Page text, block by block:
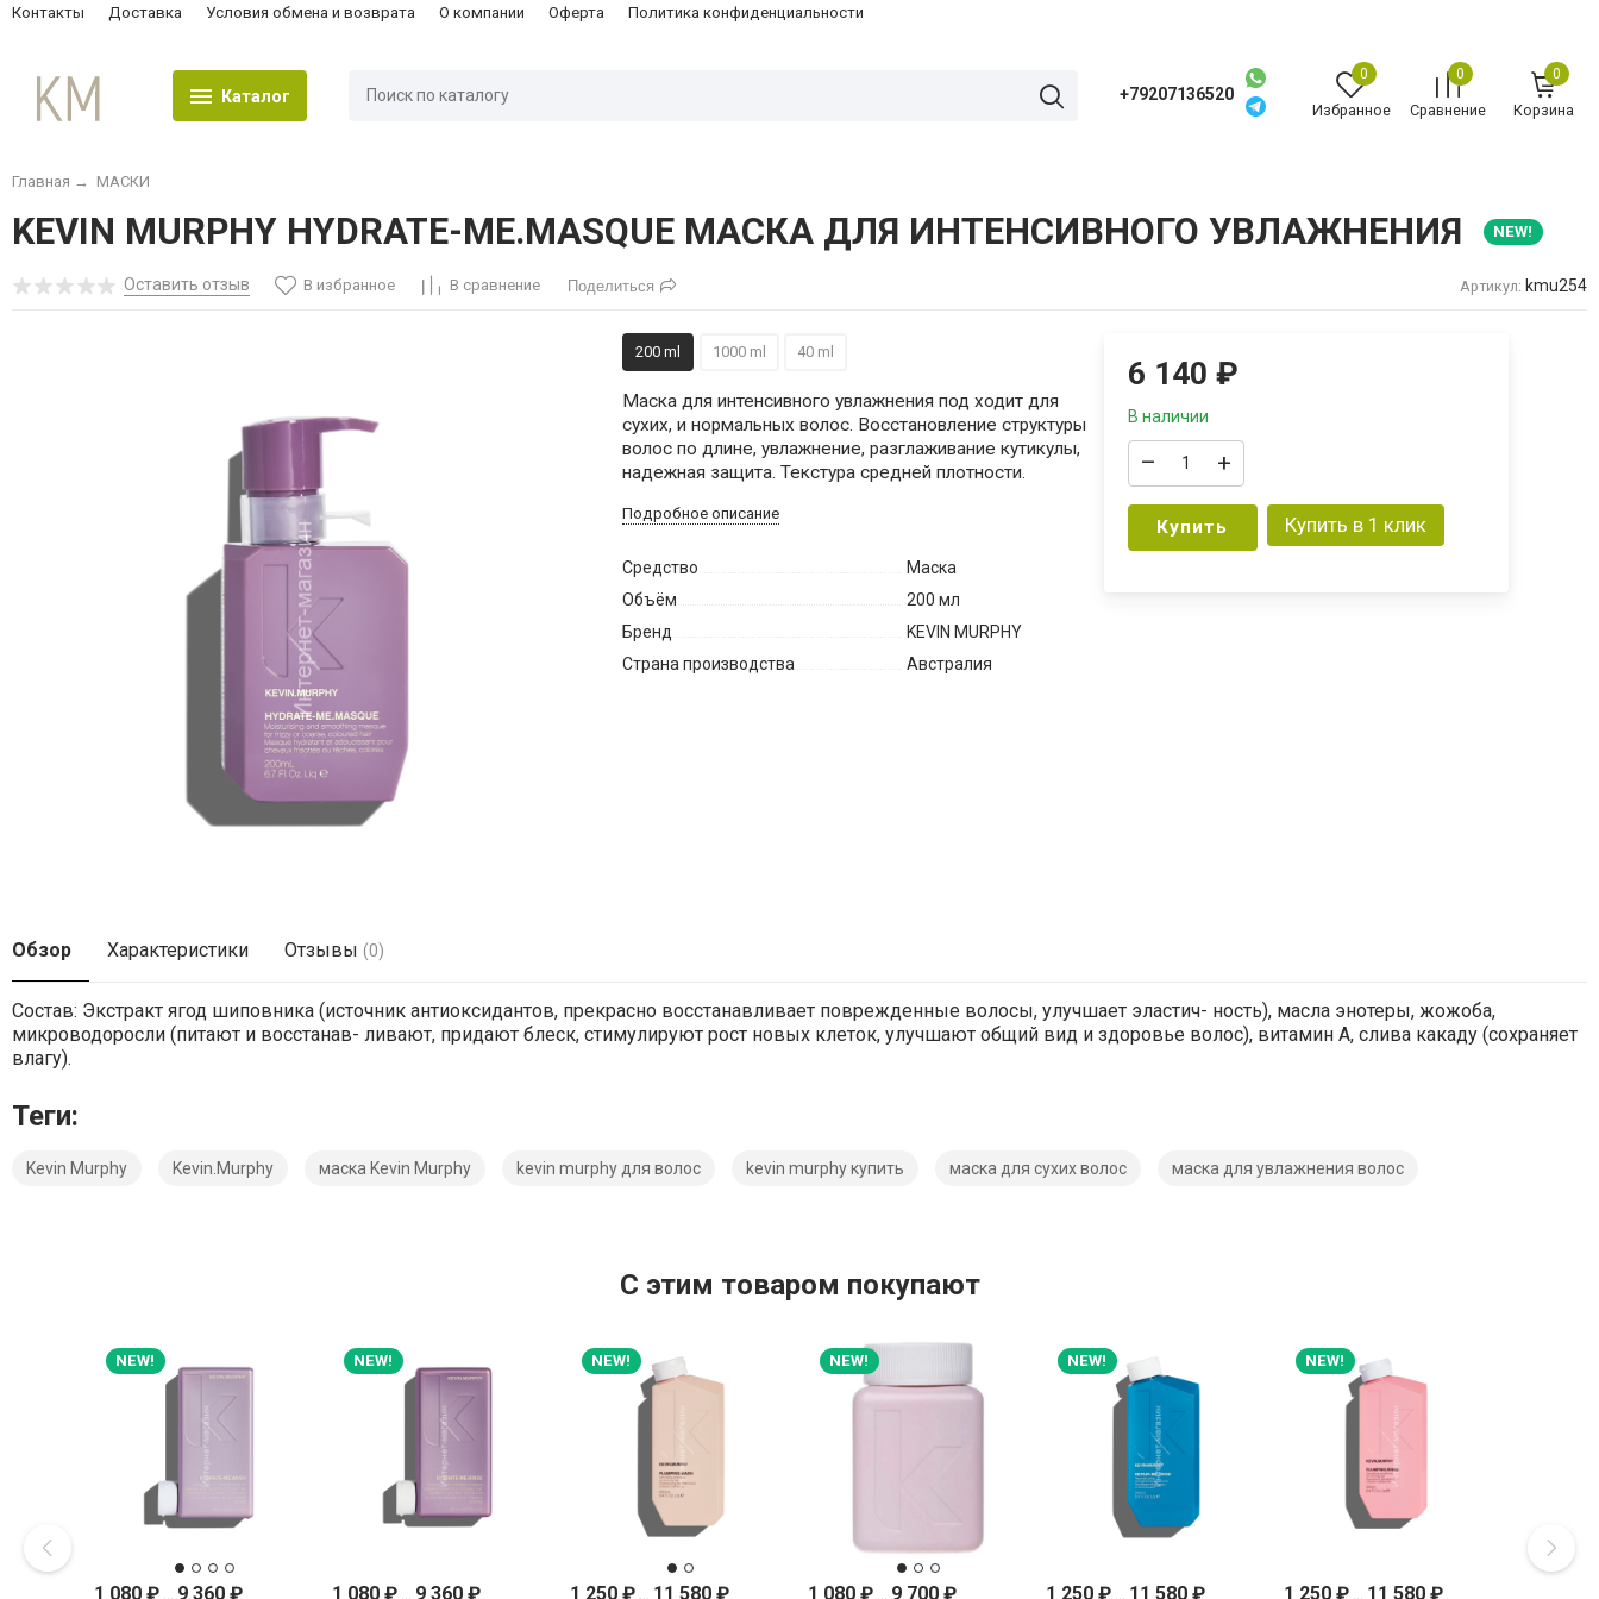
Контакты Доставка Условия обмена и возврата О компании Оферта Политика конфиденциальности
Каталог +79207136520
0
Избранное
0
Сравнение
0
Корзина
Главная → МАСКИ
KEVIN MURPHY HYDRATE-ME.MASQUE МАСКА ДЛЯ ИНТЕНСИВНОГО УВЛАЖНЕНИЯ NEW!
Оставить отзыв В избранное В сравнение Поделиться Артикул: kmu254
200 ml 1000 ml 40 ml
Маска для интенсивного увлажнения под ходит для
сухих, и нормальных волос. Восстановление структуры
волос по длине, увлажнение, разглаживание кутикулы,
надежная защита. Текстура средней плотности.
Подробное описание
Средство
Маска
Объём
200 мл
Бренд
KEVIN MURPHY
Страна производства
Австралия
6 140 ₽
В наличии
– +
Купить Купить в 1 клик
Обзор Характеристики Отзывы (0)
Состав: Экстракт ягод шиповника (источник антиоксидантов, прекрасно восстанавливает поврежденные волосы, улучшает эластич- ность), масла энотеры, жожоба,
микроводоросли (питают и восстанав- ливают, придают блеск, стимулируют рост новых клеток, улучшают общий вид и здоровье волос), витамин A, cлива какаду (сохраняет
влагу).
Теги:
Kevin Murphy Kevin.Murphy маска Kevin Murphy kevin murphy для волос kevin murphy купить маска для сухих волос маска для увлажнения волос
C этим товаром покупают
NEW!
1 080 ₽... 9 360 ₽
NEW!
1 080 ₽... 9 360 ₽
NEW!
1 250 ₽... 11 580 ₽
NEW!
1 080 ₽... 9 700 ₽
NEW!
1 250 ₽... 11 580 ₽
NEW!
1 250 ₽... 11 580 ₽